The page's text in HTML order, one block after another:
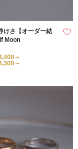
けさ【オーダー結
Moon
～
～